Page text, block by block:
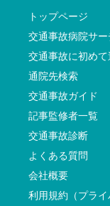
トップページ
交通事故病院サー
交通事故に初め
通院先検索
交通事故ガイド
記事監修者一覧
交通事故診断
よくある質問
会社概要
利用規約（プライ